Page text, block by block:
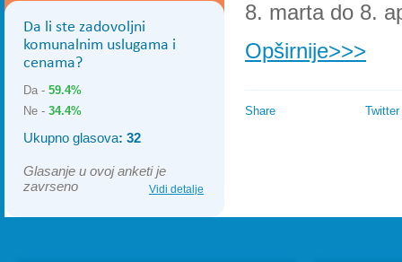
Da li ste zadovoljni
komunalnim uslugama i
cenama?
Da - 59.4%
Ne - 34.4%
Ukupno glasova: 32
Glasanje u ovoj anketi je
zavrseno
Vidi detalje
8. marta do 8.
Opširnije>>>
Share Twitter